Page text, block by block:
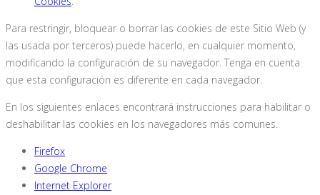
Para restringir, bloquear o borrar las cookies de este Sitio Web (y
las usada por terceros) puede hacerlo, en cualquier momento,
modificando la configuración de su navegador. Tenga en cuenta
que esta configuración es diferente en cada navegador.
En los siguientes enlaces encontrará instrucciones para habilitar o
deshabilitar las cookies en los navegadores más comunes.
Firefox
Google Chrome
Internet Explorer